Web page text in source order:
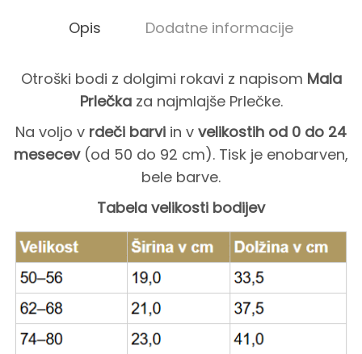
Opis Dodatne informacije
p
s
Otroški bodi z dolgimi rokavi z napisom Mala
Prlečkaza najmlajše Prlečke.
Na voljo v rdeči barvi in v velikostih od 0 do 24
mesecev(od 50 do 92 cm). Tisk je enobarven,
bele barve.
Tabela velikosti bodijev